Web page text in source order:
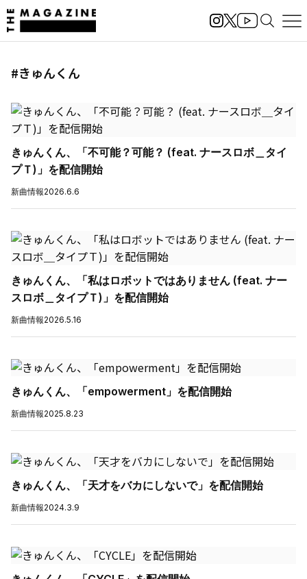
#きゅんくん
きゅんくん、「不可能？可能？ (feat. ナースロボ＿タイ
プＴ)」を配信開始
新曲情報2026.6.6
きゅんくん、「私はロボットではありません (feat. ナー
スロボ＿タイプＴ)」を配信開始
新曲情報2026.5.16
きゅんくん、「empowerment」を配信開始
新曲情報2025.8.23
きゅんくん、「天才をバカにしないで」を配信開始
新曲情報2024.3.9